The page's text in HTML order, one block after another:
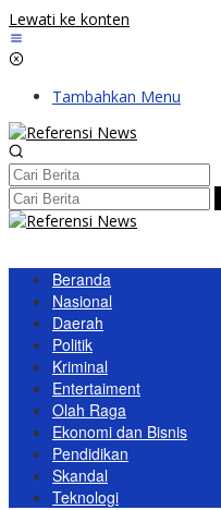
Lewati ke konten
Tambahkan Menu
Beranda
Nasional
Daerah
Politik
Kriminal
Entertaiment
Olah Raga
Ekonomi dan Bisnis
Pendidikan
Skandal
Teknologi